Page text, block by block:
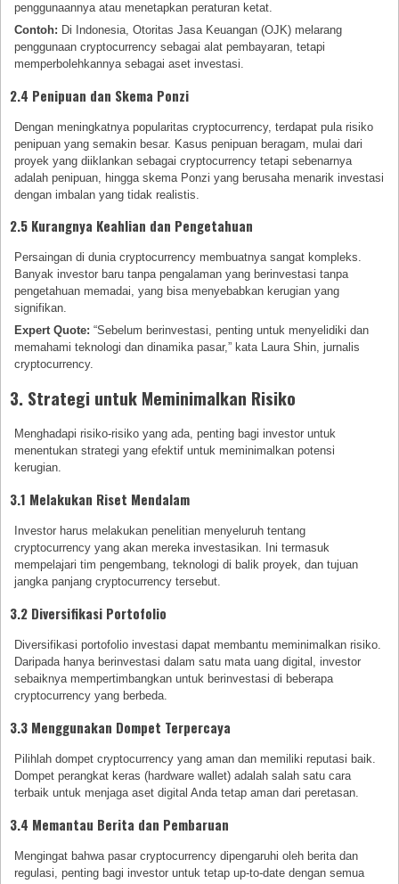
penggunaannya atau menetapkan peraturan ketat.
Contoh: Di Indonesia, Otoritas Jasa Keuangan (OJK) melarang
penggunaan cryptocurrency sebagai alat pembayaran, tetapi
memperbolehkannya sebagai aset investasi.
2.4 Penipuan dan Skema Ponzi
Dengan meningkatnya popularitas cryptocurrency, terdapat pula risiko
penipuan yang semakin besar. Kasus penipuan beragam, mulai dari
proyek yang diiklankan sebagai cryptocurrency tetapi sebenarnya
adalah penipuan, hingga skema Ponzi yang berusaha menarik investasi
dengan imbalan yang tidak realistis.
2.5 Kurangnya Keahlian dan Pengetahuan
Persaingan di dunia cryptocurrency membuatnya sangat kompleks.
Banyak investor baru tanpa pengalaman yang berinvestasi tanpa
pengetahuan memadai, yang bisa menyebabkan kerugian yang
signifikan.
Expert Quote: “Sebelum berinvestasi, penting untuk menyelidiki dan
memahami teknologi dan dinamika pasar,” kata Laura Shin, jurnalis
cryptocurrency.
3. Strategi untuk Meminimalkan Risiko
Menghadapi risiko-risiko yang ada, penting bagi investor untuk
menentukan strategi yang efektif untuk meminimalkan potensi
kerugian.
3.1 Melakukan Riset Mendalam
Investor harus melakukan penelitian menyeluruh tentang
cryptocurrency yang akan mereka investasikan. Ini termasuk
mempelajari tim pengembang, teknologi di balik proyek, dan tujuan
jangka panjang cryptocurrency tersebut.
3.2 Diversifikasi Portofolio
Diversifikasi portofolio investasi dapat membantu meminimalkan risiko.
Daripada hanya berinvestasi dalam satu mata uang digital, investor
sebaiknya mempertimbangkan untuk berinvestasi di beberapa
cryptocurrency yang berbeda.
3.3 Menggunakan Dompet Terpercaya
Pilihlah dompet cryptocurrency yang aman dan memiliki reputasi baik.
Dompet perangkat keras (hardware wallet) adalah salah satu cara
terbaik untuk menjaga aset digital Anda tetap aman dari peretasan.
3.4 Memantau Berita dan Pembaruan
Mengingat bahwa pasar cryptocurrency dipengaruhi oleh berita dan
regulasi, penting bagi investor untuk tetap up-to-date dengan semua